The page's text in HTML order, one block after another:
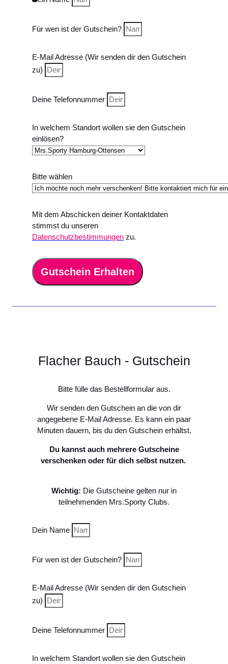
Für wen ist der Gutschein?
E-Mail Adresse (Wir senden dir den Gutschein
zu)
Deine Telefonnummer
In welchem Standort wollen sie den Gutschein
einlösen?
Bitte wählen
Mit dem Abschicken deiner Kontaktdaten
stimmst du unseren
Datenschutzbestimmungen zu.
Gutschein Erhalten
Flacher Bauch - Gutschein
Bitte fülle das Bestellformular aus.
Wir senden den Gutschein an die von dir
angegebene E-Mail Adresse. Es kann ein paar
Minuten dauern, bis du den Gutschein erhältst.
Du kannst auch mehrere Gutscheine
verschenken oder für dich selbst nutzen.
Wichtig: Die Gutscheine gelten nur in
teilnehmenden Mrs.Sporty Clubs.
Dein Name
Für wen ist der Gutschein?
E-Mail Adresse (Wir senden dir den Gutschein
zu)
Deine Telefonnummer
In welchem Standort wollen sie den Gutschein